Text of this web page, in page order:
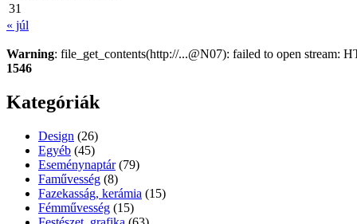
31
« júl
Warning: file_get_contents(http://...@N07): failed to open stream:
1546
Kategóriák
Design (26)
Egyéb (45)
Eseménynaptár(79)
Faművesség (8)
Fazekasság, kerámia (15)
Fémművesség (15)